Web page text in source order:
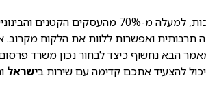
הקטנים והבינוניים ב
ואפשרות ללוות את הלקוח
הצלחה לכישלון. במאמר הבא נחשוף כיצד לבחור
יכול להצעיד אתכם קדימה עם שירות בישראל